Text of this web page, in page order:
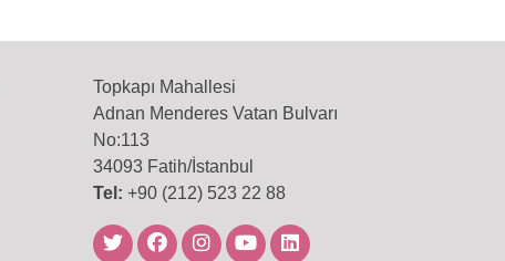
Topkapı Mahallesi
Adnan Menderes Vatan Bulvarı
No:113
34093 Fatih/İstanbul
Tel: +90 (212) 523 22 88